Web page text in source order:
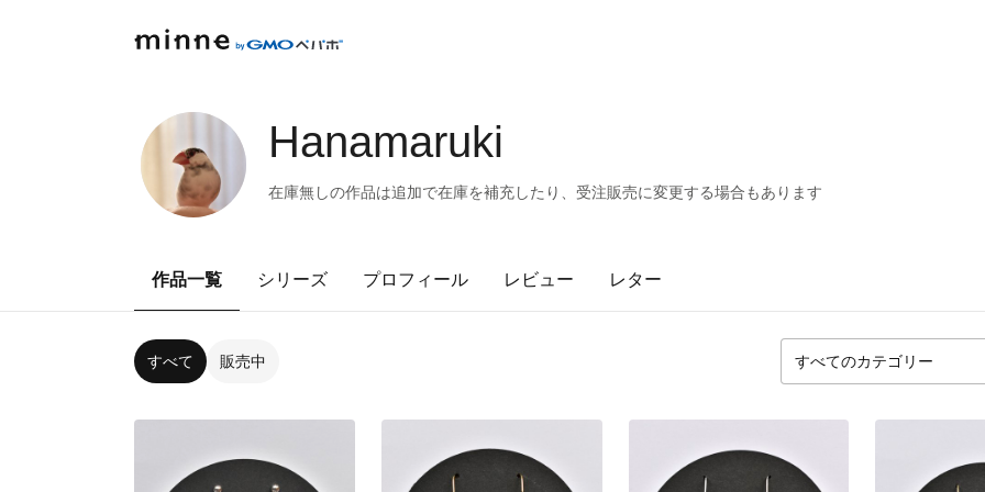
Hanamaruki
在庫無しの作品は追加で在庫を補充したり、受注販売に変更する場合もあります
作品一覧 シリーズ プロフィール レビュー レター
すべて 販売中